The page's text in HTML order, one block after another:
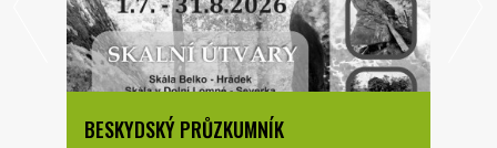
BESKYDSKÝ PRŮZKUMNÍK